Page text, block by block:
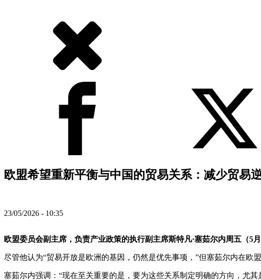
欧盟希望重新平衡与中国的贸易关系：减少贸易
23/05/2026 - 10:35
欧盟委员会副主席，负责产业政策的执行副主席斯特凡·塞茹尔内周五（5
尽管他认为“贸易开放是欧洲的基因，仍然是优先事项，”但塞茹尔内在欧
塞茹尔内强调：“现在至关重要的是，要为这些关系制定明确的方向，尤